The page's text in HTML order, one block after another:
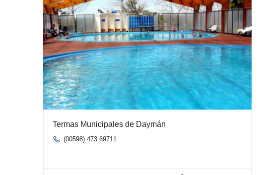
Termas Municipales de Daymán
(00598) 473 69711